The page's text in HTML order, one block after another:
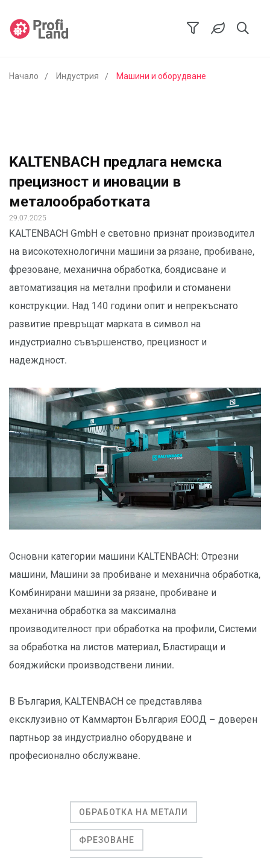
Начало Индустрия Машини и оборудване
KALTENBACH предлага немска
прецизност и иновации в
металообработката
29.07.2025
KALTENBACH GmbH е световно признат производител
на високотехнологични машини за рязане, пробиване,
фрезоване, механична обработка, боядисване и
автоматизация на метални профили и стоманени
конструкции. Над 140 години опит и непрекъснато
развитие превръщат марката в символ на
индустриално съвършенство, прецизност и
надеждност.
Основни категории машини KALTENBACH: Отрезни
машини, Машини за пробиване и механична обработка,
Комбинирани машини за рязане, пробиване и
механична обработка за максимална
производителност при обработка на профили, Системи
за обработка на листов материал, Бластиращи и
бояджийски производствени линии.
В България, KALTENBACH се представлява
ексклузивно от Каммартон България ЕООД – доверен
партньор за индустриално оборудване и
професионално обслужване.
ОБРАБОТКА НА МЕТАЛИ
ФРЕЗОВАНЕ